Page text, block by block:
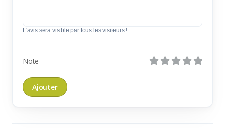
L'avis sera visible par tous les visiteurs !
Note